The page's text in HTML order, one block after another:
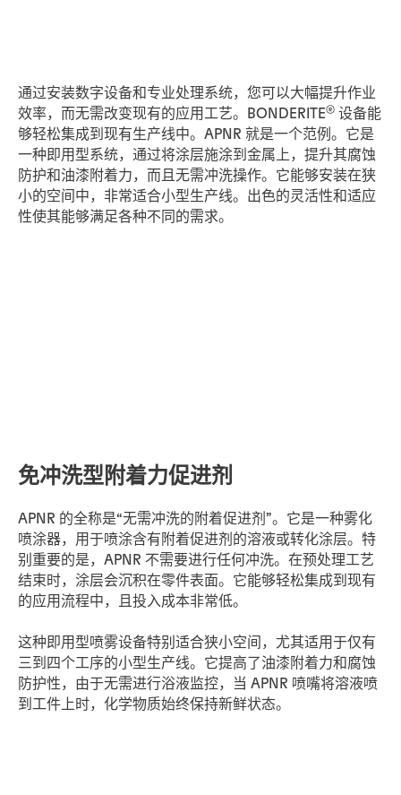
通过安装数字设备和专业处理系统，您可以大幅提升作业
效率，而无需改变现有的应用工艺。BONDERITE® 设备能
够轻松集成到现有生产线中。APNR 就是一个范例。它是
一种即用型系统，通过将涂层施涂到金属上，提升其腐蚀
防护和油漆附着力，而且无需冲洗操作。它能够安装在狭
小的空间中，非常适合小型生产线。出色的灵活性和适应
性使其能够满足各种不同的需求。
免冲洗型附着力促进剂
APNR 的全称是“无需冲洗的附着促进剂”。它是一种雾化
喷涂器，用于喷涂含有附着促进剂的溶液或转化涂层。特
别重要的是，APNR 不需要进行任何冲洗。在预处理工艺
结束时，涂层会沉积在零件表面。它能够轻松集成到现有
的应用流程中，且投入成本非常低。
这种即用型喷雾设备特别适合狭小空间，尤其适用于仅有
三到四个工序的小型生产线。它提高了油漆附着力和腐蚀
防护性，由于无需进行浴液监控，当 APNR 喷嘴将溶液喷
到工件上时，化学物质始终保持新鲜状态。